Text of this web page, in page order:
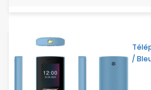
/